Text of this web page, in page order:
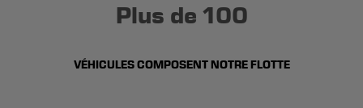
Plus de 100
VÉHICULES COMPOSENT NOTRE FLOTTE